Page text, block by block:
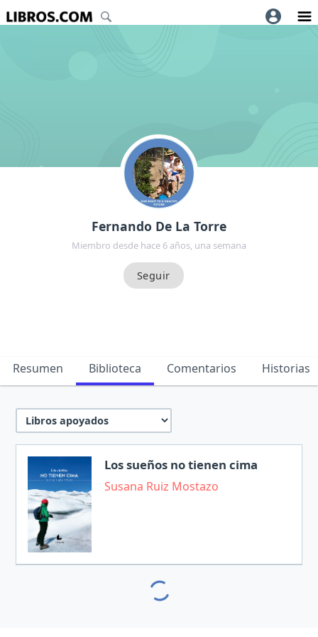
Fernando De La Torre
Miembro desde hace 6 años, una semana
Resumen Biblioteca Comentarios Historias
Los sueños no tienen cima
Susana Ruiz Mostazo